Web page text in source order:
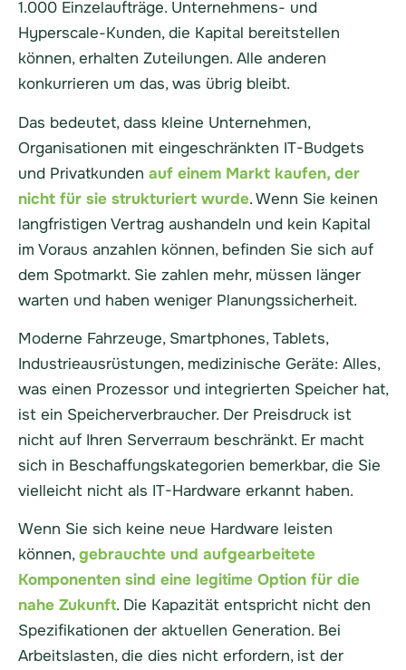
1.000 Einzelaufträge. Unternehmens- und
Hyperscale-Kunden, die Kapital bereitstellen
können, erhalten Zuteilungen. Alle anderen
konkurrieren um das, was übrig bleibt.
Das bedeutet, dass kleine Unternehmen,
Organisationen mit eingeschränkten IT-Budgets
und Privatkunden auf einem Markt kaufen, der
nicht für sie strukturiert wurde. Wenn Sie keinen
langfristigen Vertrag aushandeln und kein Kapital
im Voraus anzahlen können, befinden Sie sich auf
dem Spotmarkt. Sie zahlen mehr, müssen länger
warten und haben weniger Planungssicherheit.
Moderne Fahrzeuge, Smartphones, Tablets,
Industrieausrüstungen, medizinische Geräte: Alles,
was einen Prozessor und integrierten Speicher hat,
ist ein Speicherverbraucher. Der Preisdruck ist
nicht auf Ihren Serverraum beschränkt. Er macht
sich in Beschaffungskategorien bemerkbar, die Sie
vielleicht nicht als IT-Hardware erkannt haben.
Wenn Sie sich keine neue Hardware leisten
können,gebrauchte und aufgearbeitete
Komponenten sind eine legitime Option für die
nahe Zukunft. Die Kapazität entspricht nicht den
Spezifikationen der aktuellen Generation. Bei
Arbeitslasten, die dies nicht erfordern, ist der